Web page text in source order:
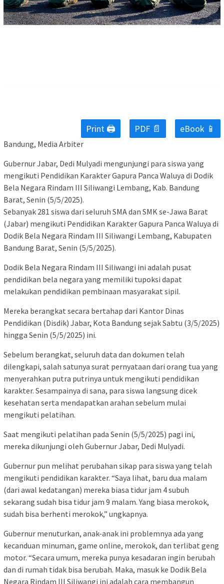
Print 🖨 PDF 📄 eBook 📱
Bandung, Media Arbiter
Gubernur Jabar, Dedi Mulyadi mengunjungi para siswa yang
mengikuti Pendidikan Karakter Gapura Panca Waluya di Dodik
Bela Negara Rindam III Siliwangi Lembang, Kab. Bandung
Barat, Senin (5/5/2025).
Sebanyak 281 siswa dari seluruh SMA dan SMK se-Jawa Barat
(Jabar) mengikuti Pendidikan Karakter Gapura Panca Waluya di
Dodik Bela Negara Rindam III Siliwangi Lembang, Kabupaten
Bandung Barat, Senin (5/5/2025).
Dodik Bela Negara Rindam III Siliwangi ini adalah pusat
pendidikan bela negara yang memiliki tupoksi dapat
melakukan pendidikan pembinaan masyarakat sipil.
Mereka berangkat secara bertahap dari Kantor Dinas
Pendidikan (Disdik) Jabar, Kota Bandung sejak Sabtu (3/5/2025)
hingga Senin (5/5/2025) ini.
Sebelum berangkat, seluruh data dan dokumen telah
dilengkapi, salah satunya surat pernyataan dari orang tua yang
menyerahkan putra putrinya untuk mengikuti pendidikan
karakter. Sesampainya di sana, para siswa langsung dicek
kesehatan serta mendapatkan arahan sebelum mulai
mengikuti pelatihan.
Saat mengikuti pelatihan pada Senin (5/5/2025) pagi ini,
mereka dikunjungi oleh Gubernur Jabar, Dedi Mulyadi.
Gubernur pun melihat perubahan sikap para siswa yang telah
mengikuti pendidikan karakter. “Saya lihat, baru dua malam
(dari awal kedatangan) mereka biasa tidur jam 4 subuh
sekarang sudah bisa tidur jam 9 malam. Yang biasa merokok,
sudah bisa berhenti merokok,” ungkapnya.
Gubernur menuturkan, anak-anak ini problemnya ada yang
kecanduan minuman, game online, merokok, dan terlibat geng
motor. “Secara umum, mereka punya kesadaran ingin berubah
dan di rumah tidak bisa berubah. Maka, masuk ke Dodik Bela
Negara Rindam III Siliwangi ini adalah cara membangun